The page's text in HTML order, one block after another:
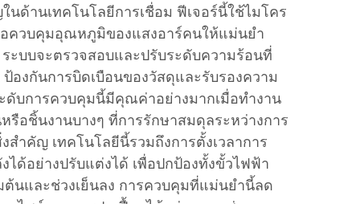
นด้านเทคโนโลยีการเชื่อม ฟีเจอร์นี้ใช้ไมโคร
อควบคุมอุณหภูมิของแสงอาร์คนให้แม่นยำ
ะบบจะตรวจสอบและปรับระดับความร้อนที่
ป้องกันการบิดเบือนของวัสดุและรับรองความ
ดับการควบคุมนี้มีคุณค่าอย่างมากเมื่อทำงาน
รือชิ้นงานบางๆ ที่การรักษาสมดุลระหว่างการ
สำคัญ เทคโนโลยีนี้รวมถึงการตั้งเวลาการ
ได้อย่างปรับแต่งได้ เพื่อปกป้องทั้งขั้วไฟฟ้า
ต้นและช่วงเย็นลง การควบคุมที่แม่นยำนี้ลด